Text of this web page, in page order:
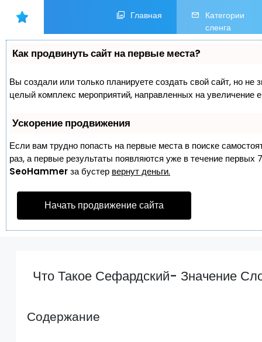
Главная
Категории
сленга
Как продвинуть сайт на первые места?
Вы создали или только планируете создать свой сайт, но не
целый комплекс мероприятий, направленных на увеличение
Ускорение продвижения
Если вам трудно попасть на первые места в поиске
раз, а первые результаты появляются уже в течение первых
SeoHammerза бустер вернут деньги.
Начать продвижение сайта
Что Такое Сефардский- Значение
Содержание